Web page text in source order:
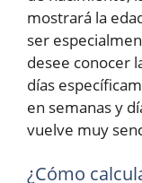
mostrará la
ser
desee conocer
días
en semanas y
vuelve muy
¿Cómo